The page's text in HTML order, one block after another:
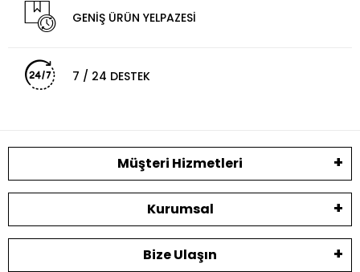
GENİŞ ÜRÜN YELPAZESİ
7 / 24 DESTEK
Müşteri Hizmetleri
Kurumsal
Bize Ulaşın